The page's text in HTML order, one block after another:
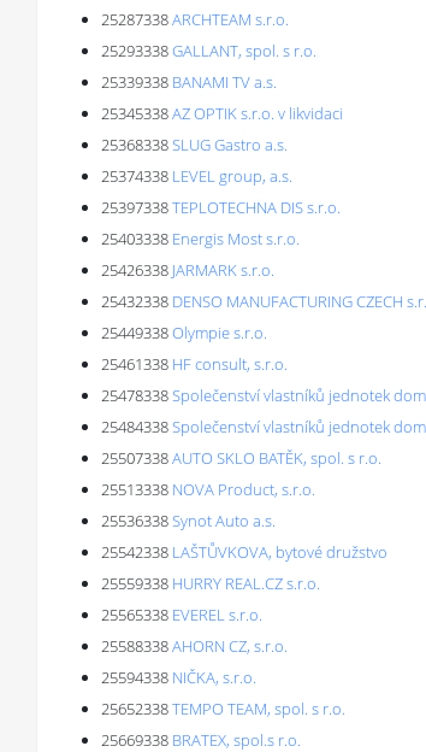
25287338ARCHTEAM s.r.o.
25293338GALLANT, spol. s r.o.
25339338 BANAMI TV a.s.
25345338AZ OPTIK s.r.o. v likvidaci
25368338SLUG Gastro a.s.
25374338 LEVEL group, a.s.
25397338TEPLOTECHNA DIS s.r.o.
25403338 Energis Most s.r.o.
25426338 JARMARK s.r.o.
25432338 DENSO MANUFACTURING CZECH
25449338Olympie s.r.o.
25461338 HF consult, s.r.o.
25478338Společenství vlastníků jednotek
25484338Společenství vlastníků jednotek
25507338AUTO SKLO BATĚK, spol. s r.o.
25513338 NOVA Product, s.r.o.
25536338Synot Auto a.s.
25542338 LAŠTŮVKOVA, bytové družstvo
25559338 HURRY REAL.CZ s.r.o.
25565338 EVEREL s.r.o.
25588338AHORN CZ, s.r.o.
25594338 NIČKA, s.r.o.
25652338TEMPO TEAM, spol. s r.o.
25669338 BRATEX, spol.s r.o.